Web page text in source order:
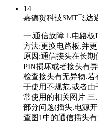
14
嘉德贺科技SMT飞达
一.通信故障 1.电路板
方法:更换电路板.并
原因:通信接头在长
PIN损坏或者接头有
检查接头有无异物.若
于使用不规范,或者由
常使用的相关图片 三
部分问题(插头.电源
查图1中的通信插头